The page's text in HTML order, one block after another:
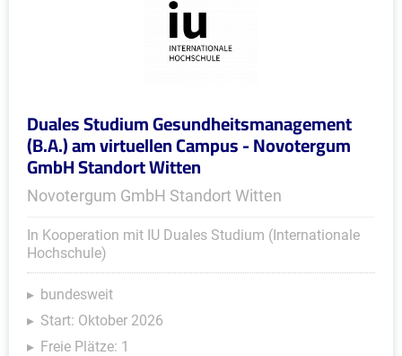
Duales Studium Gesundheitsmanagement
(B.A.) am virtuellen Campus - Novotergum
GmbH Standort Witten
Novotergum GmbH Standort Witten
In Kooperation mit IU Duales Studium (Internationale
Hochschule)
bundesweit
Start: Oktober 2026
Freie Plätze: 1